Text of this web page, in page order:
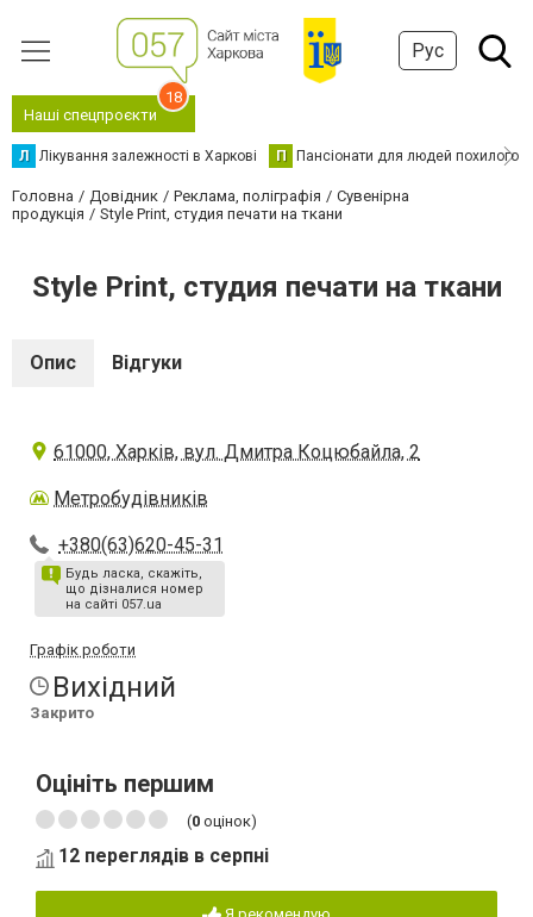
Рус
Наші спецпроєкти
18
Л Лікування залежності в Харкові П Пансіонати для людей похилого
Головна Довідник Реклама, поліграфія
Сувенірна
продукція
Style Print, студия печати на ткани
Style Print, студия печати на ткани
Опис Відгуки
61000, Харків, вул. Дмитра Коцюбайла, 2
Метробудівників
+380(63)620-45-31
Будь ласка, скажіть,
що дізналися номер
на сайті 057.ua
Графік роботи
Вихідний
Закрито
Оцініть першим
(0 оцінок)
12 переглядів в серпні